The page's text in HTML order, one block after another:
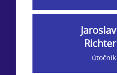
Jaroslav
Richter
útočník